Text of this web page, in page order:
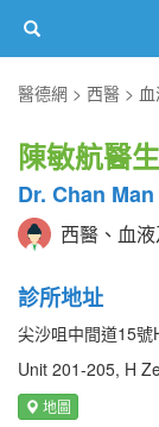
醫德網
西醫
陳敏航醫生
Dr. Chan
西醫、血
診所地址
尖沙咀中間道15
Unit 201-205, H
地圖